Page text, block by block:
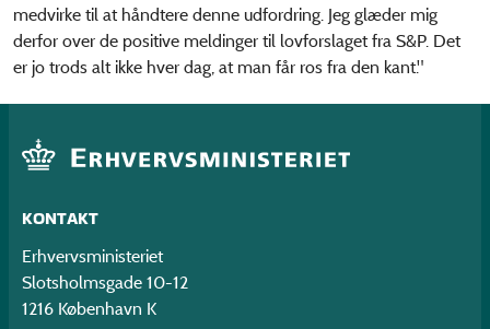
medvirke til at håndtere denne udfordring. Jeg glæder mig
derfor over de positive meldinger til lovforslaget fra S&P. Det
er jo trods alt ikke hver dag, at man får ros fra den kant."
KONTAKT
Erhvervsministeriet
Slotsholmsgade 10-12
1216 København K